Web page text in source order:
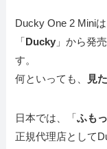
Ducky One 2 Mini
「Ducky 」から発
す。
何といっても、
見
日本では、「ふも
正規代理店として